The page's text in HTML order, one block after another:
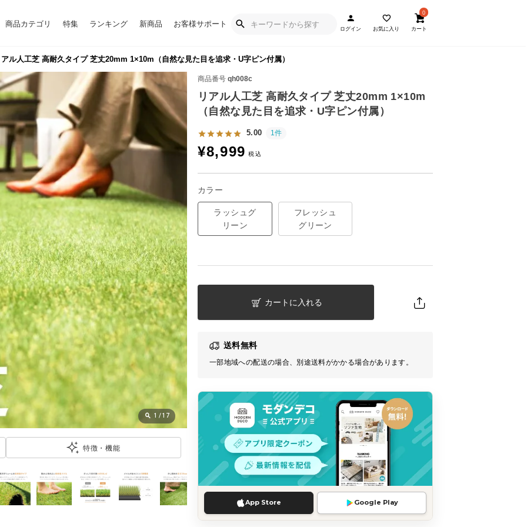
商品カテゴリ 特集 ランキング 新商品 お客様サポート
ログイン お気に入り
0
カート
ル人工芝 高耐久タイプ 芝丈20mm 1×10m（自然な見た目を追求・U字ピン付属）
商品番号 qh008c
リアル人工芝 高耐久タイプ 芝丈20mm 1×10m
（自然な見た目を追求・U字ピン付属）
5.00 1件
¥8,999
カラー
ラッシュグ
リーン
フレッシュ
グリーン
カートに入れる
送料無料
一部地域への配送の場合、別途送料がかかる場合があります。
App Store Google Play
1 /17
特徴・機能